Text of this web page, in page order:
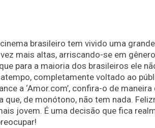
brasileiro tem vivido uma
mais altas, arriscando-se em
para a maioria dos brasileiros ele
completamente voltado ao
a ‘Amor.com’, confira-o de
que, de monótono, não tem nada.
jovem. É uma decisão que fica